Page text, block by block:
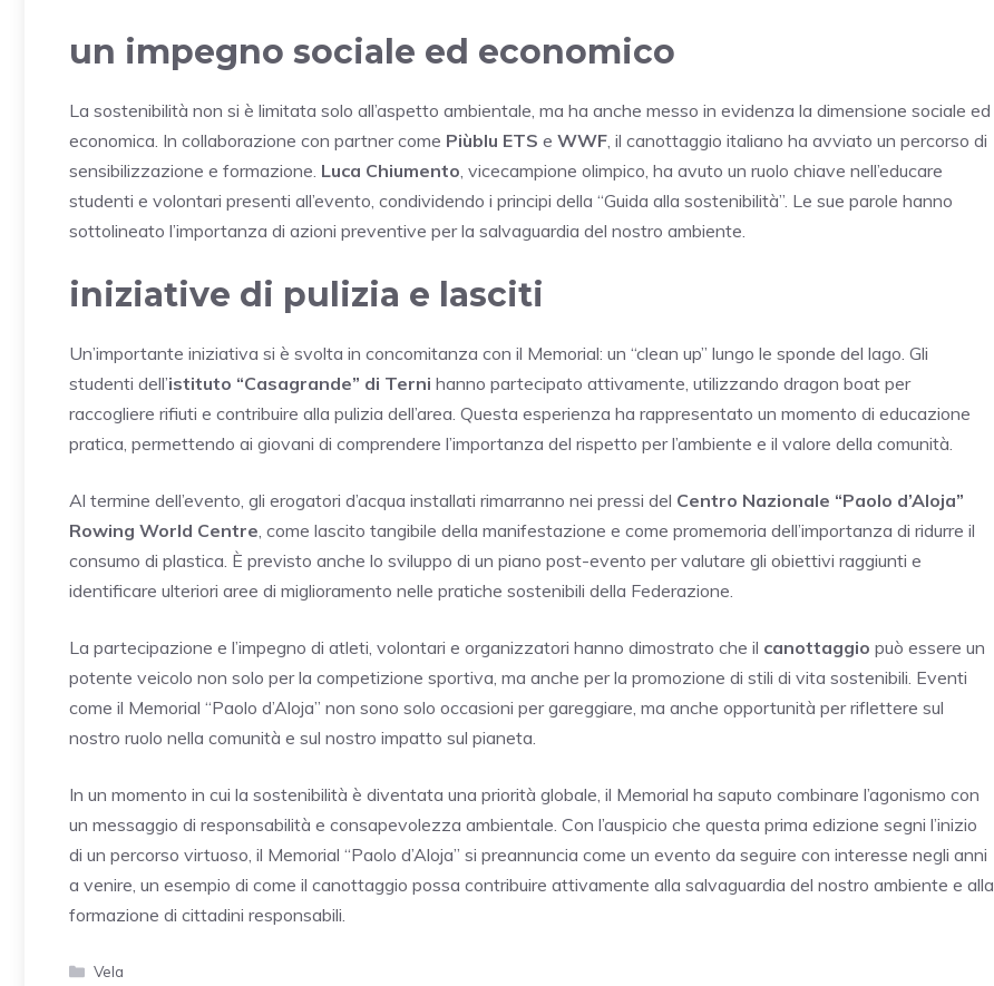
un impegno sociale ed economico
La sostenibilità non si è limitata solo all’aspetto ambientale, ma ha anche messo in evidenza la dimensione sociale ed
economica. In collaborazione con partner come Piùblu ETS e WWF , il canottaggio italiano ha avviato un percorso di
sensibilizzazione e formazione. Luca Chiumento , vicecampione olimpico, ha avuto un ruolo chiave nell’educare
studenti e volontari presenti all’evento, condividendo i principi della “Guida alla sostenibilità”. Le sue parole hanno
sottolineato l’importanza di azioni preventive per la salvaguardia del nostro ambiente.
iniziative di pulizia e lasciti
Un’importante iniziativa si è svolta in concomitanza con il Memorial: un “clean up” lungo le sponde del lago. Gli
studenti dell’istituto “Casagrande” di Terni hanno partecipato attivamente, utilizzando dragon boat per
raccogliere rifiuti e contribuire alla pulizia dell’area. Questa esperienza ha rappresentato un momento di educazione
pratica, permettendo ai giovani di comprendere l’importanza del rispetto per l’ambiente e il valore della comunità.
Al termine dell’evento, gli erogatori d’acqua installati rimarranno nei pressi del Centro Nazionale “Paolo d’Aloja”
Rowing World Centre , come lascito tangibile della manifestazione e come promemoria dell’importanza di ridurre il
consumo di plastica. È previsto anche lo sviluppo di un piano post-evento per valutare gli obiettivi raggiunti e
identificare ulteriori aree di miglioramento nelle pratiche sostenibili della Federazione.
La partecipazione e l’impegno di atleti, volontari e organizzatori hanno dimostrato che il canottaggio può essere un
potente veicolo non solo per la competizione sportiva, ma anche per la promozione di stili di vita sostenibili. Eventi
come il Memorial “Paolo d’Aloja” non sono solo occasioni per gareggiare, ma anche opportunità per riflettere sul
nostro ruolo nella comunità e sul nostro impatto sul pianeta.
In un momento in cui la sostenibilità è diventata una priorità globale, il Memorial ha saputo combinare l’agonismo con
un messaggio di responsabilità e consapevolezza ambientale. Con l’auspicio che questa prima edizione segni l’inizio
di un percorso virtuoso, il Memorial “Paolo d’Aloja” si preannuncia come un evento da seguire con interesse negli anni
a venire, un esempio di come il canottaggio possa contribuire attivamente alla salvaguardia del nostro ambiente e alla
formazione di cittadini responsabili.
Categorie
Vela